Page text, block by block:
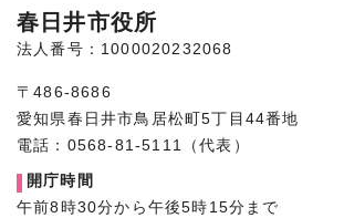
春日井市役所
法人番号：1000020232068
〒486-8686
愛知県春日井市鳥居松町5丁目44番地
電話：0568-81-5111（代表）
開庁時間
午前8時30分から午後5時15分まで